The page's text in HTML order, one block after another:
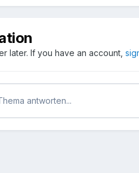
later. If you have an account,
antworten...